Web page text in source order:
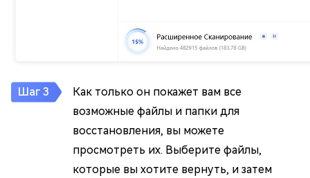
Как только он покажет вам все
возможные файлы и папки для
восстановления, вы можете
просмотреть их. Выберите файлы,
которые вы хотите вернуть, и затем